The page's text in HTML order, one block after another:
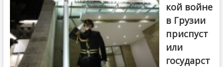
кой войне
в Грузии
приспуст
или
государст